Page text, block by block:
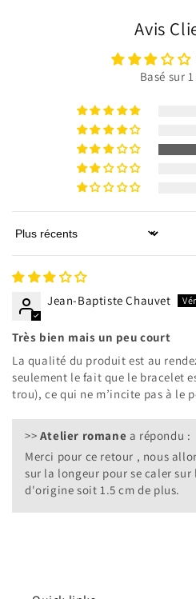
Avis
Basé sur
Sort by
Jean-Baptiste Chauvet
Très bien mais un peu court
La qualité du produit est au
seulement le fait que le bracelet
trou), ce qui ne m’incite pas à le
>> Atelier romane a répondu :
Merci pour ce retour , nous
sur la longeur pour se caler
d'origine soit 1.5 cm de plus.
Connectez-vous à votre
produits à votre liste de
articles précédemment